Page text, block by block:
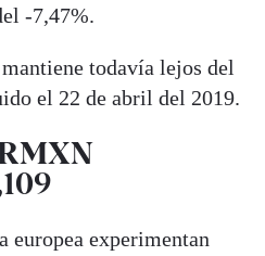
-7,47%.
todavía lejos del
el 22 de abril del 2019.
europea experimentan